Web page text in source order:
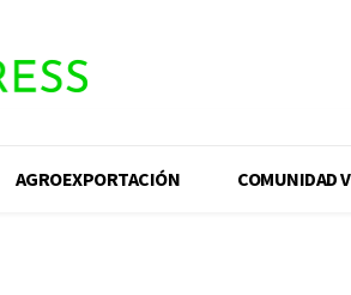
AGROEXPORTACIÓN COMUNIDAD